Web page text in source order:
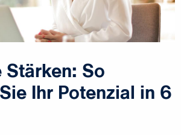
Stärken: So
Ihr Potenzial in 6